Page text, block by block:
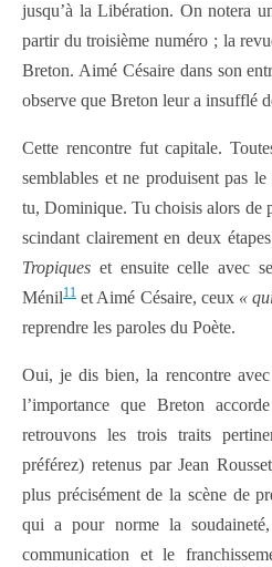
jusqu’à la Libération. On notera
partir du troisième numéro ; la
Breton. Aimé Césaire dans son
observe que Breton leur a insufflé
Cette rencontre fut capitale.
semblables et ne produisent pas
tu, Dominique. Tu choisis alors de
scindant clairement en deux
Tropiques et ensuite celle avec
Ménil11 et Aimé Césaire, ceux «
reprendre les paroles du Poète.
Oui, je dis bien, la rencontre avec
l’importance que Breton
retrouvons les trois traits
préférez) retenus par Jean
plus précisément de la scène de
qui a pour norme la
communication et le